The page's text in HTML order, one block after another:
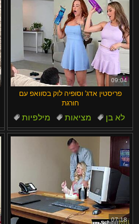
09:04
פריסטין אדג' וסופיה לוק בסוואפ עם
חורגת
מילפיות מציאות
לא בן
חמות
סקס
07:18